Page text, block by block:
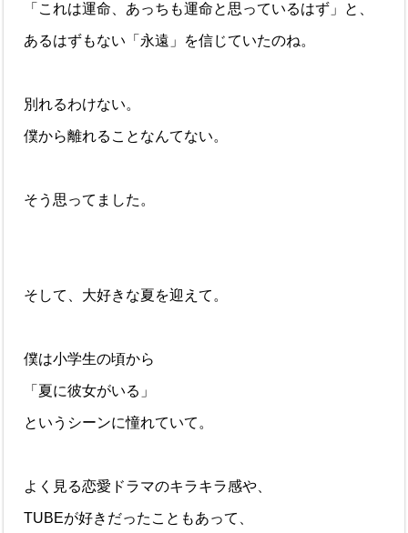
「これは運命、あっちも運命と思っているはず」と、
あるはずもない「永遠」を信じていたのね。
別れるわけない。
僕から離れることなんてない。
そう思ってました。
そして、大好きな夏を迎えて。
僕は小学生の頃から
「夏に彼女がいる」
というシーンに憧れていて。
よく見る恋愛ドラマのキラキラ感や、
TUBEが好きだったこともあって、